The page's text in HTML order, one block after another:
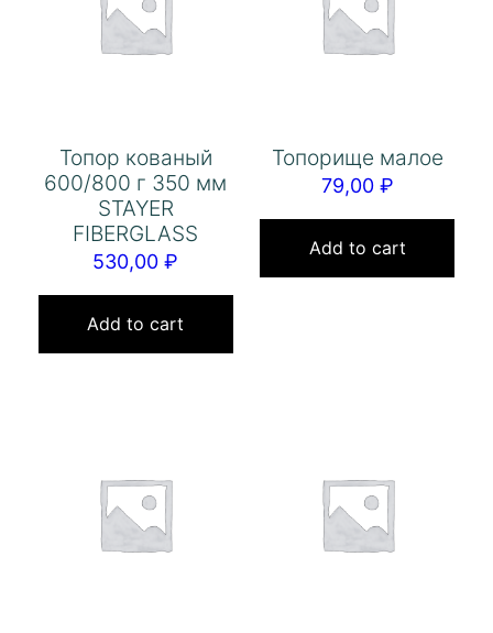
Топор кованый
600/800 г 350 мм
STAYER
FIBERGLASS
530,00₽
Add to cart
Топорище малое
79,00 ₽
Add to cart